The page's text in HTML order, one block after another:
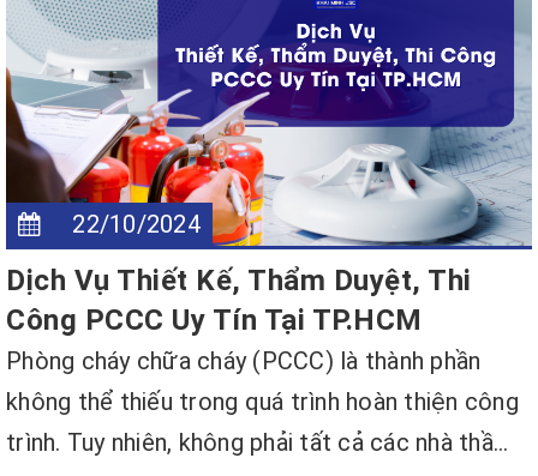
22/10/2024
Dịch Vụ Thiết Kế, Thẩm Duyệt, Thi
Công PCCC Uy Tín Tại TP.HCM
Phòng cháy chữa cháy (PCCC) là thành phần
không thể thiếu trong quá trình hoàn thiện công
trình. Tuy nhiên, không phải tất cả các nhà thầ...